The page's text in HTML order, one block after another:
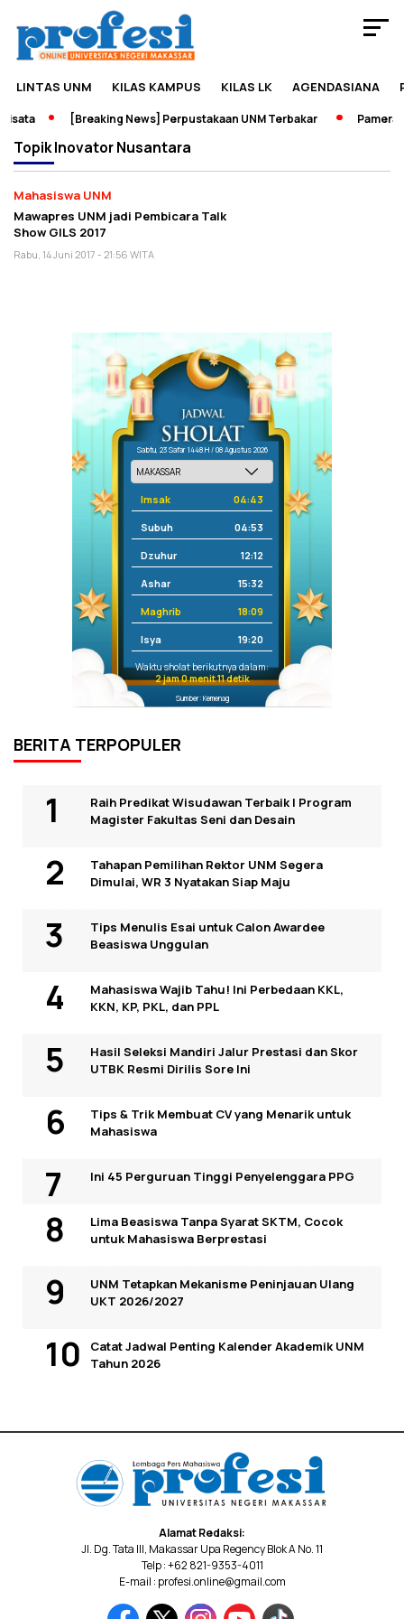
LINTAS UNM KILAS KAMPUS KILAS LK AGENDASIANA
[Breaking News] Perpustakaan UNM Terbakar
TopikInovator Nusantara
Mahasiswa UNM
Mawapres UNM jadi Pembicara Talk
Show GILS 2017
Rabu, 14 Juni 2017 - 21:56 WITA
Sabtu, 23 Safar 1448 H / 08 Agustus 2026
Imsak 04:43
Subuh 04:53
Dzuhur 12:12
Ashar 15:32
Maghrib 18:09
Isya 19:20
Waktu sholat berikutnya dalam:
2 jam 0 menit 11 detik
Sumber: Kemenag
BERITA TERPOPULER
Raih Predikat Wisudawan Terbaik I Program
Magister Fakultas Seni dan Desain
Tahapan Pemilihan Rektor UNM Segera
Dimulai, WR 3 Nyatakan Siap Maju
Tips Menulis Esai untuk Calon Awardee
Beasiswa Unggulan
Mahasiswa Wajib Tahu! Ini Perbedaan KKL,
KKN, KP, PKL, dan PPL
Hasil Seleksi Mandiri Jalur Prestasi dan Skor
UTBK Resmi Dirilis Sore Ini
Tips & Trik Membuat CV yang Menarik untuk
Mahasiswa
Ini 45 Perguruan Tinggi Penyelenggara PPG
Lima Beasiswa Tanpa Syarat SKTM, Cocok
untuk Mahasiswa Berprestasi
UNM Tetapkan Mekanisme Peninjauan Ulang
UKT 2026/2027
Catat Jadwal Penting Kalender Akademik UNM
Tahun 2026
Alamat Redaksi:
Jl. Dg. Tata III, Makassar Upa Regency Blok A No. 11
Telp : +62 821-9353-4011
E-mail : profesi.online@gmail.com